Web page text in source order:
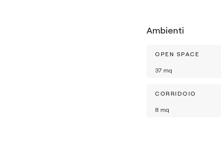
Ambienti
OPEN SPACE
37 mq
CORRIDOIO
8 mq